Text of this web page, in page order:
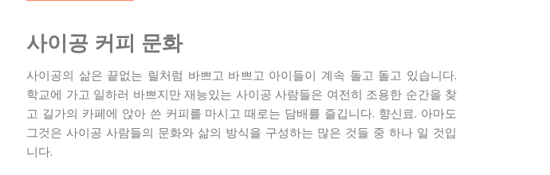
사이공 커피 문화
사이공의 삶은 끝없는 릴처럼 바쁘고 바쁘고 아이들이 계속 돌고 돌고 있습니다.
학교에 가고 일하러 바쁘지만 재능있는 사이공 사람들은 여전히 ​​조용한 순간을 찾
고 길가의 카페에 앉아 쓴 커피를 마시고 때로는 담배를 즐깁니다. 향신료. 아마도
그것은 사이공 사람들의 문화와 삶의 방식을 구성하는 많은 것들 중 하나 일 것입
니다.